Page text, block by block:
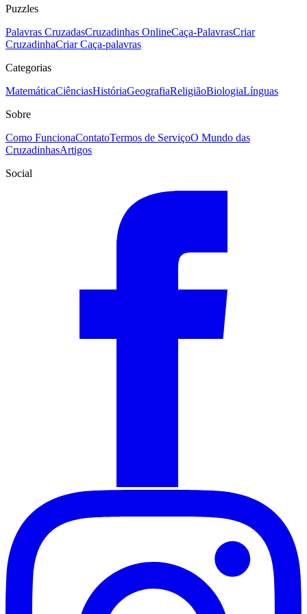
Puzzles
Palavras CruzadasCruzadinhas OnlineCaça-PalavrasCriar
CruzadinhaCriar Caça-palavras
Categorias
MatemáticaCiênciasHistóriaGeografiaReligiãoBiologiaLínguas
Sobre
Como FuncionaContatoTermos de ServiçoO Mundo das
CruzadinhasArtigos
Social